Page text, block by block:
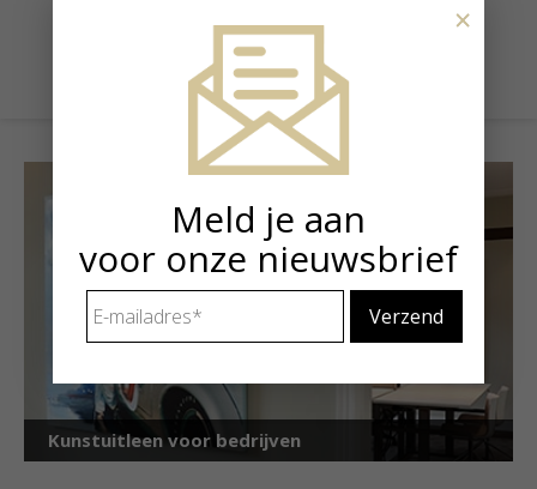
Kunstuitleen voor bedrijven
Meld je aan
voor onze nieuwsbrief
mailadres *
×